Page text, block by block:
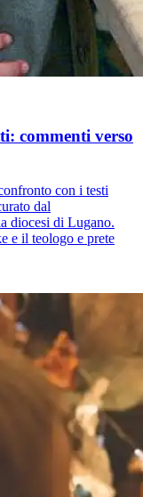
commenti verso
con i testi
dal
diocesi di Lugano.
e il teologo e prete